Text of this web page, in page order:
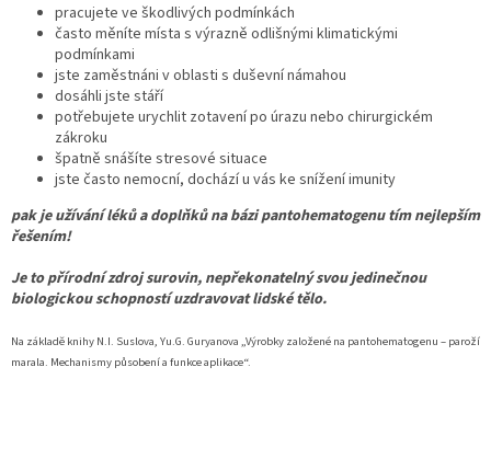
pracujete ve škodlivých podmínkách
často měníte místa s výrazně odlišnými klimatickými
podmínkami
jste zaměstnáni v oblasti s duševní námahou
dosáhli jste stáří
potřebujete urychlit zotavení po úrazu nebo chirurgickém
zákroku
špatně snášíte stresové situace
jste často nemocní, dochází u vás ke snížení imunity
pak je užívání léků a doplňků na bázi pantohematogenu tím nejlepším
řešením!
Je to přírodní zdroj surovin, nepřekonatelný svou jedinečnou
biologickou schopností uzdravovat lidské tělo.
Na základě knihy N.I. Suslova, Yu.G. Guryanova „Výrobky založené na pantohematogenu – paroží
marala. Mechanismy působení a funkce aplikace“.